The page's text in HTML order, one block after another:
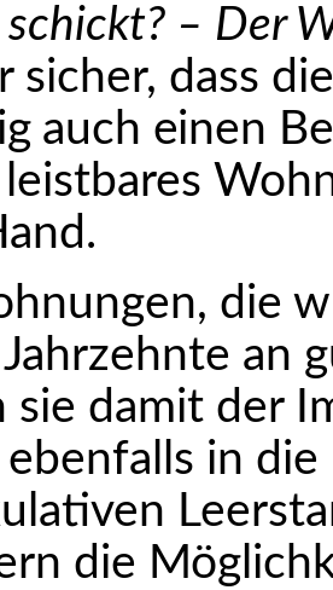
– Der
sicher, dass
auch einen
die
an
sie damit der
in
die